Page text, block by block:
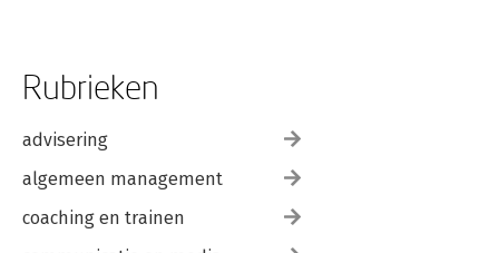
Rubrieken
advisering
algemeen management
coaching en trainen